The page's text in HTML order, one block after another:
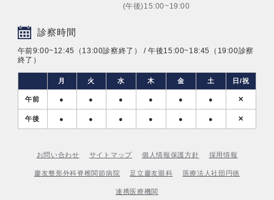
(午後)15:00~19:00
診察時間
午前9:00~12:45（13:00診察終了） / 午後15:00~18:45（19:00診察
終了）
月 火 水 木 金 土 日/祝
午前 ● ● ● ● ● ● ✕
午後 ● ● ● ● ● ● ✕
お問い合わせ サイトマップ 個人情報保護方針 採用情報
慶友整形外科脊椎関節病院 足立慶友眼科 医療法人社団円徳
連携医療機関